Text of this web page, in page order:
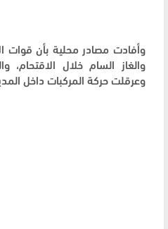
وأفادت مصادر محلية بأن قوات
والغاز السام خلال الاقتحام،
وعرقلت حركة المركبات داخل